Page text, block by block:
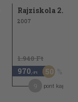
Rajziskola 2.
2007
1.940 Ft
970 ,-Ft 50
pont kapható